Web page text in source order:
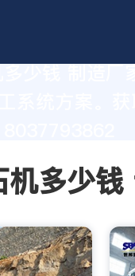
系统方案。获
机多少